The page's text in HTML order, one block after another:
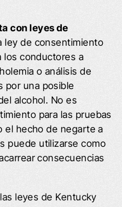
con leyes de
ley de consentimiento
los conductores a
o análisis de
por una posible
alcohol. No es
para las pruebas
el hecho de negarte a
puede utilizarse como
consecuencias
leyes de Kentucky